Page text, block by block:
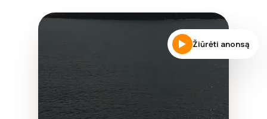
Žiūrėti anonsą